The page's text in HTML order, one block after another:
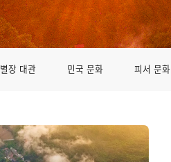
별장 대관 민국 문화 피서 문화